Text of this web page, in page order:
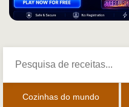
Cozinhas do mundo